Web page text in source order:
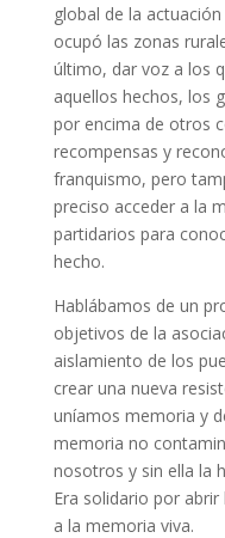
global de la
ocupó las zonas
último, dar voz a los
aquellos hechos, los
por encima de otros
recompensas y
franquismo, pero
preciso acceder a la
partidarios para
hecho.
Hablábamos de un
objetivos de la
aislamiento de los
crear una nueva
uníamos memoria y
memoria no
nosotros y sin ella la
Era solidario por
a la memoria viva.